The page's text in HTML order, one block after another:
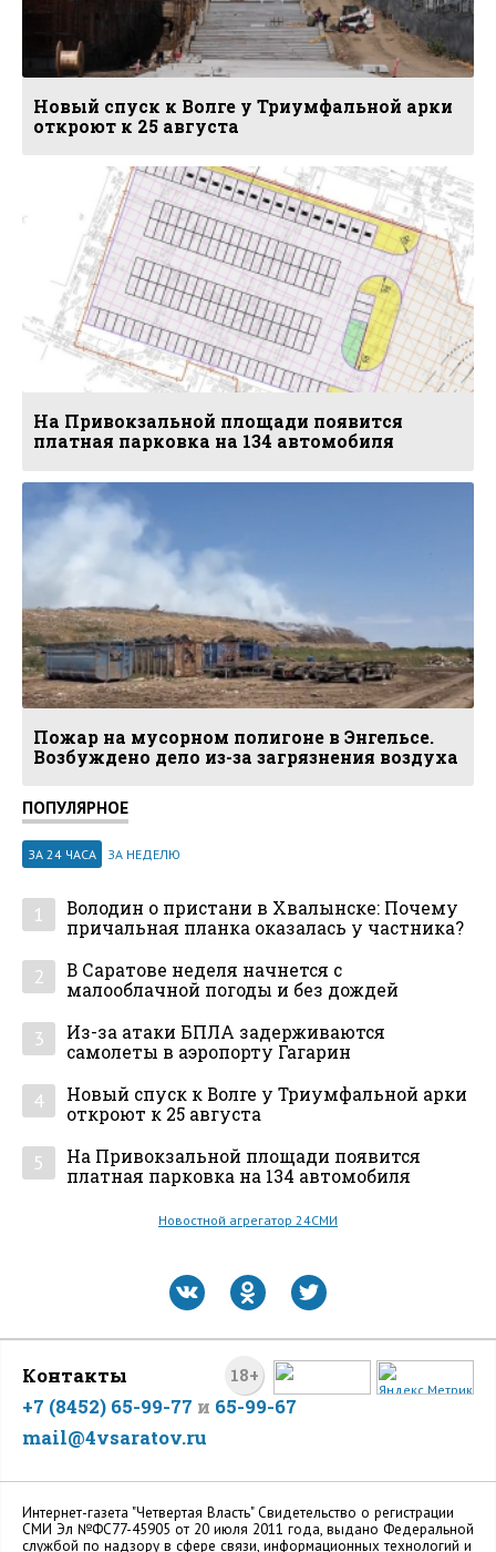
Новый спуск к Волге у Триумфальной арки
откроют к 25 августа
На Привокзальной площади появится
платная парковка на 134 автомобиля
Пожар на мусорном полигоне в Энгельсе.
Возбуждено дело из-за загрязнения воздуха
ПОПУЛЯРНОЕ
ЗА 24 ЧАСА ЗА НЕДЕЛЮ
1
Володин о пристани в Хвалынске: Почему
причальная планка оказалась у частника?
2
В Саратове неделя начнется с
малооблачной погоды и без дождей
3
Из-за атаки БПЛА задерживаются
самолеты в аэропорту Гагарин
4
Новый спуск к Волге у Триумфальной арки
откроют к 25 августа
5
На Привокзальной площади появится
платная парковка на 134 автомобиля
Новостной агрегатор 24СМИ
18+
Контакты
+7 (8452) 65-99-77 и 65-99-67
mail@4vsaratov.ru
Интернет-газета "Четвертая Власть" Cвидетельство о регистрации
СМИ Эл №ФС77-45905 от 20 июля 2011 года, выдано Федеральной
службой по надзору в сфере связи, информационных технологий и